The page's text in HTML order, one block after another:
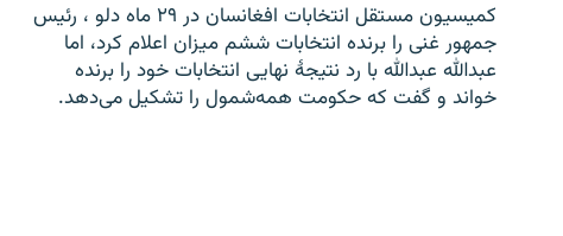
کمیسیون مستقل انتخابات افغانسان در ۲۹ ماه دلو ، رئیس
جمهور غنی را برنده انتخابات ششم میزان اعلام کرد، اما
عبدالله عبدالله با رد نتیجۀ نهایی انتخابات خود را برنده
خواند و گفت که حکومت همه‌شمول را تشکیل می‌دهد.